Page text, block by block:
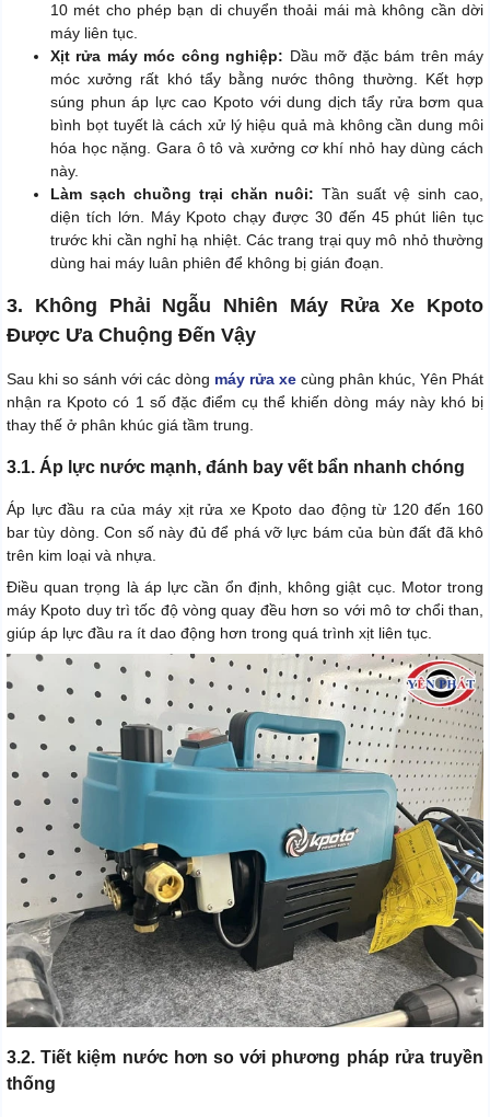
10 mét cho phép bạn di chuyển thoải mái mà không cần dời
máy liên tục.
Xịt rửa máy móc công nghiệp: Dầu mỡ đặc bám trên máy
móc xưởng rất khó tẩy bằng nước thông thường. Kết hợp
súng phun áp lực cao Kpoto với dung dịch tẩy rửa bơm qua
bình bọt tuyết là cách xử lý hiệu quả mà không cần dung môi
hóa học nặng. Gara ô tô và xưởng cơ khí nhỏ hay dùng cách
này.
Làm sạch chuồng trại chăn nuôi: Tần suất vệ sinh cao,
diện tích lớn. Máy Kpoto chạy được 30 đến 45 phút liên tục
trước khi cần nghỉ hạ nhiệt. Các trang trại quy mô nhỏ thường
dùng hai máy luân phiên để không bị gián đoạn.
3. Không Phải Ngẫu Nhiên Máy Rửa Xe Kpoto
Được Ưa Chuộng Đến Vậy
Sau khi so sánh với các dòng máy rửa xe cùng phân khúc, Yên Phát
nhận ra Kpoto có 1 số đặc điểm cụ thể khiến dòng máy này khó bị
thay thế ở phân khúc giá tầm trung.
3.1. Áp lực nước mạnh, đánh bay vết bẩn nhanh chóng
Áp lực đầu ra của máy xịt rửa xe Kpoto dao động từ 120 đến 160
bar tùy dòng. Con số này đủ để phá vỡ lực bám của bùn đất đã khô
trên kim loại và nhựa.
Điều quan trọng là áp lực cần ổn định, không giật cục. Motor trong
máy Kpoto duy trì tốc độ vòng quay đều hơn so với mô tơ chổi than,
giúp áp lực đầu ra ít dao động hơn trong quá trình xịt liên tục.
3.2. Tiết kiệm nước hơn so với phương pháp rửa truyền
thống